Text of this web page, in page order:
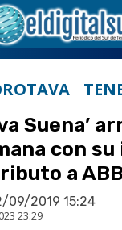
Suena’
con
a
09/2019 15:24
23:29